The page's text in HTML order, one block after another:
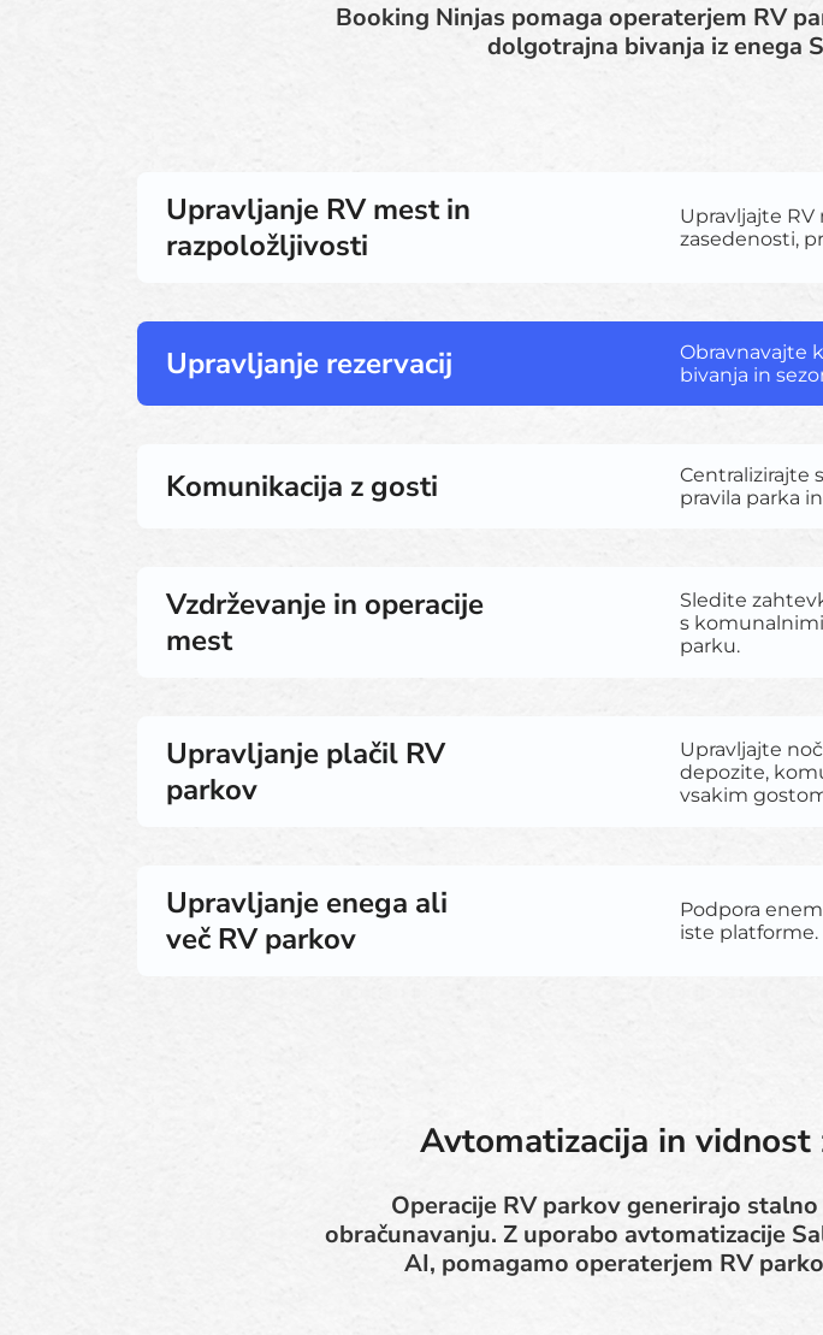
Booking Ninjas pomaga operaterjem RV
dolgotrajna bivanja iz enega
Upravljanje RV mest in
razpoložljivosti
Upravljajte
zasedenosti,
Upravljanje rezervacij
Obravnavajte
bivanja in
Komunikacija z gosti
Centralizirajte
pravila parka
Vzdrževanje in operacije
mest
Sledite
s
parku.
Upravljanje plačil RV
parkov
Upravljajte
depozite,
vsakim
Upravljanje enega ali
več RV parkov
Podpora
iste platforme.
Avtomatizacija in
Operacije RV parkov generirajo
obračunavanju. Z uporabo avtomatizacije
AI, pomagamo operaterjem RV